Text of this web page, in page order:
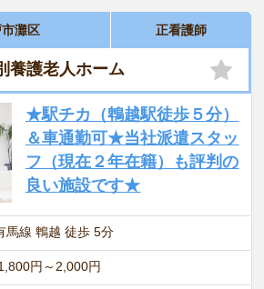
灘区 正看護師
養護老人ホーム
★駅チカ（鵯越駅徒歩５分）
＆車通勤可★当社派遣スタッ
フ（現在２年在籍）も評判の
良い施設です★
馬線 鵯越 徒歩 5分
円～2,000円